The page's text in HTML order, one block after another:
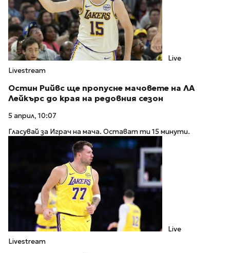
Live
Livestream
Остин Рийвс ще пропусне мачовете на ЛА
Лейкърс до края на редовния сезон
5 април, 10:07
Гласувай за Играч на мача. Остават ти 15 минути.
Live
Livestream